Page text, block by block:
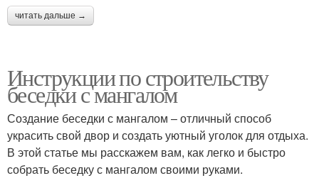
читать дальше →
Инструкции по строительству
беседки с мангалом
Создание беседки с мангалом – отличный способ
украсить свой двор и создать уютный уголок для отдыха.
В этой статье мы расскажем вам, как легко и быстро
собрать беседку с мангалом своими руками.